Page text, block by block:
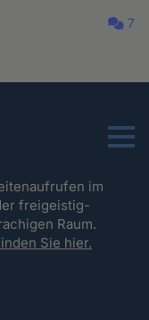
7
Menu
im
freigeistig-
Raum.
Sie hier.